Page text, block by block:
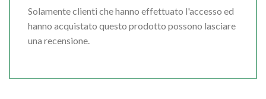
Solamente clienti che hanno effettuato l'accesso ed
hanno acquistato questo prodotto possono lasciare
una recensione.